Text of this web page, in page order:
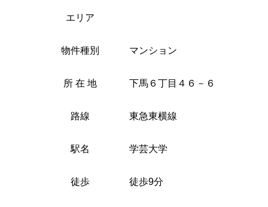
エリア
物件種別 マンション
所 在 地 下馬６丁目４６－６
路線 東急東横線
駅名 学芸大学
徒歩 徒歩9分